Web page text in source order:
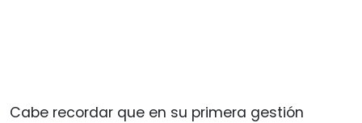
Cabe recordar que en su primera gestión